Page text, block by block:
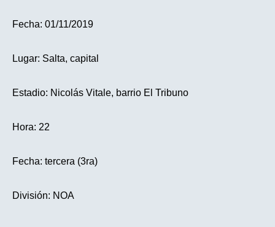
Fecha: 01/11/2019
Lugar: Salta, capital
Estadio: Nicolás Vitale, barrio El Tribuno
Hora: 22
Fecha: tercera (3ra)
División: NOA